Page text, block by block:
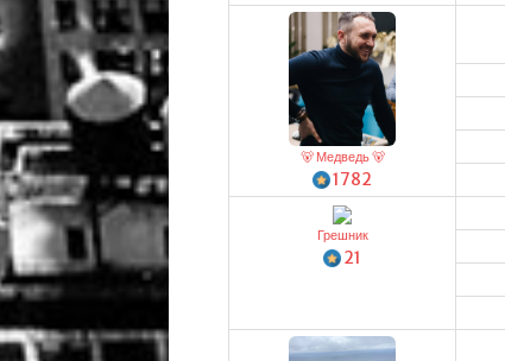
🐻 Медведь 🐻
1782
Грешник
21